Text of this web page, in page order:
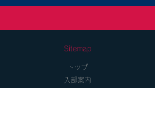
Sitemap
トップ
入部案内